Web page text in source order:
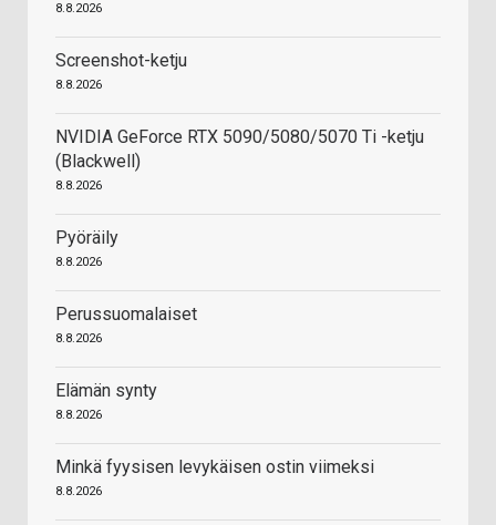
8.8.2026
Screenshot-ketju
8.8.2026
NVIDIA GeForce RTX 5090/5080/5070 Ti -ketju
(Blackwell)
8.8.2026
Pyöräily
8.8.2026
Perussuomalaiset
8.8.2026
Elämän synty
8.8.2026
Minkä fyysisen levykäisen ostin viimeksi
8.8.2026